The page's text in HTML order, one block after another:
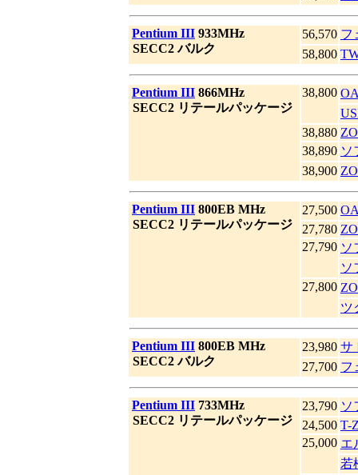
Pentium III 933MHz
SECC2 バルク
56,570 フ
58,800
Pentium III 866MHz
SECC2 リテールパッケージ
38,800
38,880
38,890 ソ
38,900
Pentium III 800EB MHz
SECC2 リテールパッケージ
27,500
27,780
27,790 ソ
ソ
27,800
ツ
Pentium III 800EB MHz
SECC2 バルク
23,980 サ
27,700 フ
Pentium III 733MHz
SECC2 リテールパッケージ
23,790 ソ
24,500 T-
25,000 エ
若